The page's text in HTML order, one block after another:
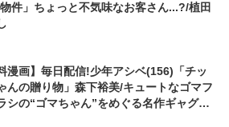
件」ちょっと不気味なお客さん...?/植田
漫画】毎日配信!少年アシベ(156)「チッ
んの贈り物」森下裕美/キュートなゴマフ
シの“ゴマちゃん”をめぐる名作ギャグ4